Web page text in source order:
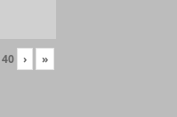
40 › »